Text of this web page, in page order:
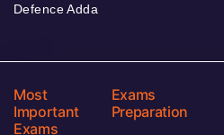
Defence Adda
Most
Important
Exams
Exams
Preparation